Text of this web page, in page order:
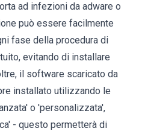
ad infezioni da adware o
può essere facilmente
fase della procedura di
evitando di installare
il software scaricato da
installato utilizzando le
o 'personalizzata',
- questo permetterà di